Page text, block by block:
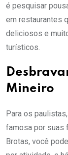
é pesquisar
em restaurantes
deliciosos e
turísticos.
Mineiro
Para os
famosa por suas
Brotas, você